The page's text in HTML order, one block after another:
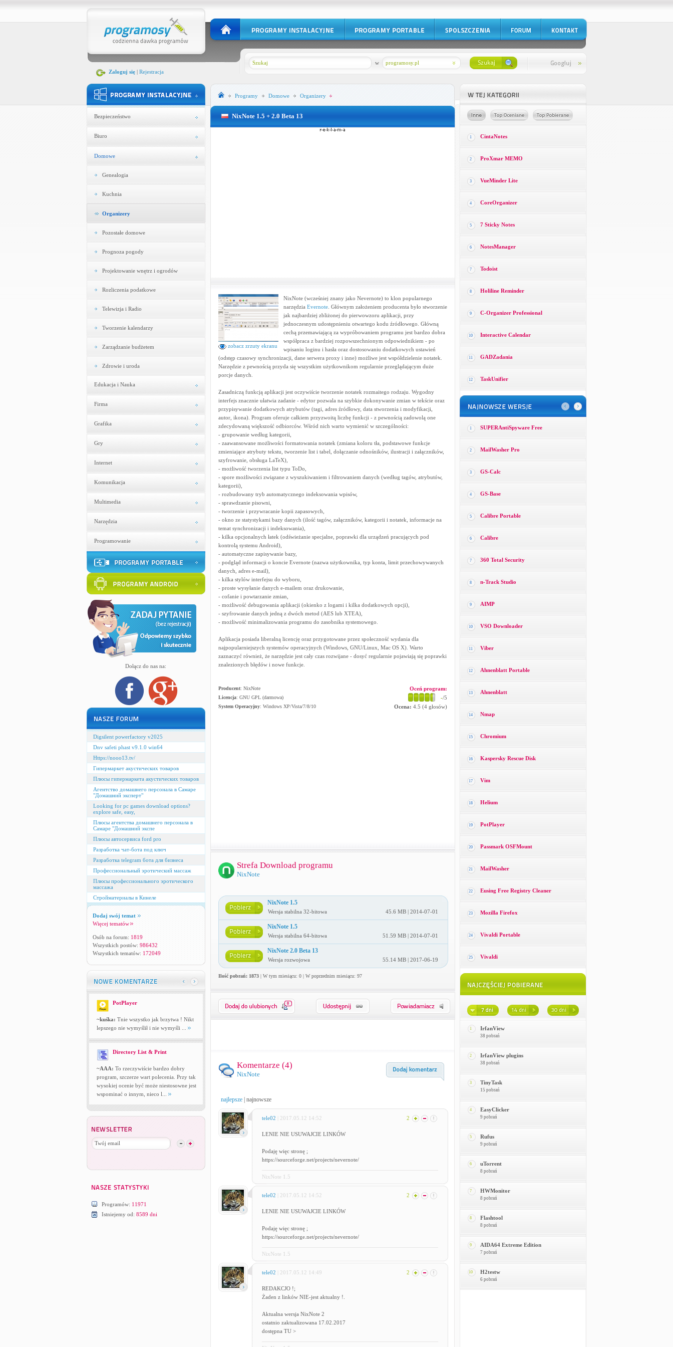
Zaloguj się| Rejestracja
programosy.pl
w
Bezpieczeństwo
Biuro
Domowe
Genealogia
Kuchnia
Organizery
Pozostałe domowe
Prognoza pogody
Projektowanie wnętrz i ogrodów
Rozliczenia podatkowe
Telewizja i Radio
Tworzenie kalendarzy
Zarządzanie budżetem
Zdrowie i uroda
Edukacja i Nauka
Firma
Grafika
Gry
Internet
Komunikacja
Multimedia
Narzędzia
Programowanie
Dołącz do nas na:
Digsilent powerfactory v2025
Dnv safeti phast v9.1.0 win64
Https://nooo13.tv/
Гипермаркет акустических товаров
Плюсы гипермаркета акустических товаров
Агентство домашнего персонала в Самаре
"Домашний эксперт"
Looking for pc games download options?
explore safe, easy,
Плюсы агентства домашнего персонала в
Самаре "Домашний экспе
Плюсы автосервиса ford pro
Разработка чат-бота под ключ
Разработка telegram бота для бизнеса
Профессиональный эротический массаж
Плюсы профессионального эротического
массажа
Стройматериалы в Кинеле
Dodaj swój temat
Więcej tematów
Osób na forum: 1819
Wszystkich postów: 986432
Wszystkich tematów: 172049
PotPlayer
~kuśka: Tnie wszystko jak brzytwa ! Nikt
lepszego nie wymyślił i nie wymyśli ...
Directory List & Print
~AAA: To rzeczywiście bardzo dobry
program, szczerze wart polecenia. Przy tak
wysokiej ocenie być może niestosowne jest
wspominać o innym, nieco l...
Programów: 11971
Istniejemy od: 8589 dni
Programy Domowe Organizery
NixNote 1.5 + 2.0 Beta 13
zobacz zrzuty ekranu
NixNote (wcześniej znany jako Nevernote) to klon popularnego
narzędzia Evernote. Głównym założeniem producenta było stworzenie
jak najbardziej zbliżonej do pierwowzoru aplikacji, przy
jednoczesnym udostępnieniu otwartego kodu źródłowego. Główną
cechą przemawiającą za wypróbowaniem programu jest bardzo dobra
współpraca z bardziej rozpowszechnionym odpowiednikiem - po
wpisaniu loginu i hasła oraz dostosowaniu dodatkowych ustawień
(odstęp czasowy synchronizacji, dane serwera proxy i inne) możliwe jest współdzielenie notatek.
Narzędzie z pewnością przyda się wszystkim użytkownikom regularnie przeglądającym duże
porcje danych.
Zasadniczą funkcją aplikacji jest oczywiście tworzenie notatek rozmaitego rodzaju. Wygodny
interfejs znacznie ułatwia zadanie - edytor pozwala na szybkie dokonywanie zmian w tekście oraz
przypisywanie dodatkowych atrybutów (tagi, adres źródłowy, data stworzenia i modyfikacji,
autor, ikona). Program oferuje całkiem przyzwoitą liczbę funkcji - z pewnością zadowolą one
zdecydowaną większość odbiorców. Wśród nich warto wymienić w szczególności:
- grupowanie według kategorii,
- zaawansowane możliwości formatowania notatek (zmiana koloru tła, podstawowe funkcje
zmieniające atrybuty tekstu, tworzenie list i tabel, dołączanie odnośników, ilustracji i załączników,
szyfrowanie, obsługa LaTeX),
- możliwość tworzenia list typu ToDo,
- spore możliwości związane z wyszukiwaniem i filtrowaniem danych (według tagów, atrybutów,
kategorii),
- rozbudowany tryb automatycznego indeksowania wpisów,
- sprawdzanie pisowni,
- tworzenie i przywracanie kopii zapasowych,
- okno ze statystykami bazy danych (ilość tagów, załączników, kategorii i notatek, informacje na
temat synchronizacji i indeksowania),
- kilka opcjonalnych łatek (odświeżanie specjalne, poprawki dla urządzeń pracujących pod
kontrolą systemu Android),
- automatyczne zapisywanie bazy,
- podgląd informacji o koncie Evernote (nazwa użytkownika, typ konta, limit przechowywanych
danych, adres e-mail),
- kilka stylów interfejsu do wyboru,
- proste wysyłanie danych e-mailem oraz drukowanie,
- cofanie i powtarzanie zmian,
- możliwość debugowania aplikacji (okienko z logami i kilka dodatkowych opcji),
- szyfrowanie danych jedną z dwóch metod (AES lub XTEA),
- możliwość minimalizowania programu do zasobnika systemowego.
Aplikacja posiada liberalną licencję oraz przygotowane przez społeczność wydania dla
najpopularniejszych systemów operacyjnych (Windows, GNU/Linux, Mac OS X). Warto
zaznaczyć również, że narzędzie jest cały czas rozwijane - dosyć regularnie pojawiają się poprawki
znalezionych błędów i nowe funkcje.
Producent: NixNote
Licencja: GNU GPL (darmowa)
System Operacyjny: Windows XP/Vista/7/8/10
Oceń program:
-/5
Ocena: 4.5 (4głosów)
Strefa Download programu
NixNote
NixNote 1.5
Wersja stabilna 32-bitowa 45.6 MB | 2014-07-01
NixNote 1.5
Wersja stabilna 64-bitowa 51.59 MB | 2014-07-01
NixNote 2.0 Beta 13
Wersja rozwojowa 55.14 MB | 2017-06-19
Ilość pobrań: 1873| W tym miesiącu: 0 | W poprzednim miesiącu: 97
0
Komentarze (4)
NixNote
najlepsze| najnowsze
tele02 | 2017.05.12 14:52 2
LENIE NIE USUWAJCIE LINKÓW
Podaję więc stronę ;
https://sourceforge.net/projects/nevernote/
NixNote 1.5
tele02 | 2017.05.12 14:52 2
LENIE NIE USUWAJCIE LINKÓW
Podaję więc stronę ;
https://sourceforge.net/projects/nevernote/
NixNote 1.5
tele02 | 2017.05.12 14:49 2
REDAKCJO !;
Żaden z linków NIE-jest aktualny !.
Aktualna wersja NixNote 2
ostatnio zaktualizowana 17.02.2017
dostępna TU >
1 CintaNotes
2 ProXmar MEMO
3 VueMinder Lite
4 CoreOrganizer
5 7 Sticky Notes
6 NotesManager
7 Todoist
8 Holiline Reminder
9 C-Organizer Professional
10 Interactive Calendar
11 GADZadania
12 TaskUnifier
1 SUPERAntiSpyware Free
2 MailWasher Pro
3 GS-Calc
4 GS-Base
5 Calibre Portable
6 Calibre
7 360 Total Security
8 n-Track Studio
9 AIMP
10 VSO Downloader
11 Viber
12 Ahnenblatt Portable
13 Ahnenblatt
14 Nmap
15 Chromium
16 Kaspersky Rescue Disk
17 Vim
18 Helium
19 PotPlayer
20 Passmark OSFMount
21 MailWasher
22 Eusing Free Registry Cleaner
23 Mozilla Firefox
24 Vivaldi Portable
25 Vivaldi
1 IrfanView
38 pobrań
2 IrfanView plugins
38 pobrań
3 TinyTask
15 pobrań
4 EasyClicker
9 pobrań
5 Rufus
9 pobrań
6 uTorrent
8 pobrań
7 HWMonitor
8 pobrań
8 Flashtool
8 pobrań
9 AIDA64 Extreme Edition
7 pobrań
10 H2testw
6 pobrań